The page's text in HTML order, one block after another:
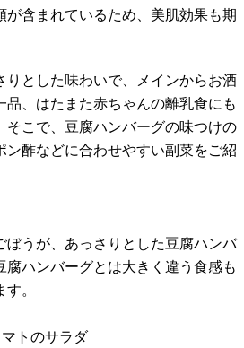
が含まれているため、美肌効果も期
りとした味わいで、メインからお酒
品、はたまた赤ちゃんの離乳食にも
そこで、豆腐ハンバーグの味つけの
ン酢などに合わせやすい副菜をご紹
ぼうが、あっさりとした豆腐ハンバ
腐ハンバーグとは大きく違う食感も
。
トのサラダ